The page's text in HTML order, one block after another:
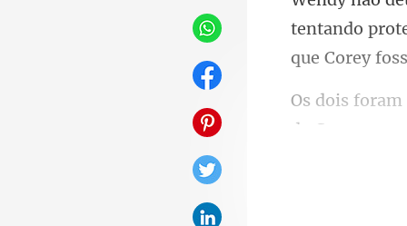
tentando
de Corey,